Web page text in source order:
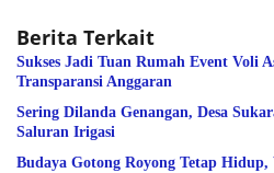
Berita Terkait
Sukses Jadi Tuan Rumah Event Voli
Transparansi Anggaran
Sering Dilanda Genangan, Desa
Saluran Irigasi
Budaya Gotong Royong Tetap